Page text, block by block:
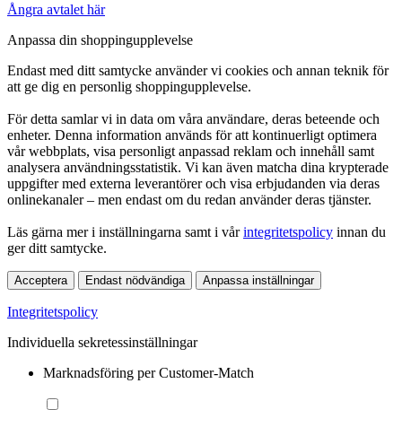
Ångra avtalet här
Anpassa din shoppingupplevelse
Endast med ditt samtycke använder vi cookies och annan teknik för
att ge dig en personlig shoppingupplevelse.
För detta samlar vi in data om våra användare, deras beteende och
enheter. Denna information används för att kontinuerligt optimera
vår webbplats, visa personligt anpassad reklam och innehåll samt
analysera användningsstatistik. Vi kan även matcha dina krypterade
uppgifter med externa leverantörer och visa erbjudanden via deras
onlinekanaler – men endast om du redan använder deras tjänster.
Läs gärna mer i inställningarna samt i vårintegritetspolicy innan du
ger ditt samtycke.
Acceptera Endast nödvändiga Anpassa inställningar
Integritetspolicy
Individuella sekretessinställningar
Marknadsföring per Customer-Match